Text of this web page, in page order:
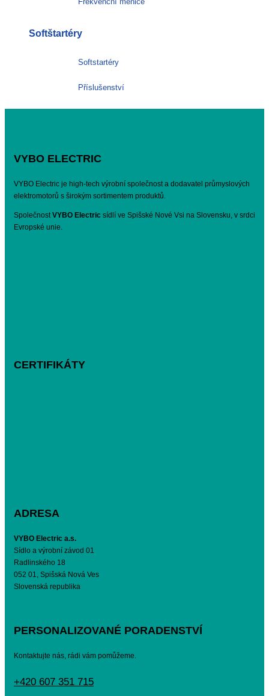
Softštartéry
Softstartéry
Příslušenství
VYBO ELECTRIC
VYBO Electric je high-tech výrobní společnost a dodavatel průmyslových
elektromotorů s širokým sortimentem produktů.
SpolečnostVYBO Electric sídlí ve Spišské Nové Vsi na Slovensku, v srdci
Evropské unie.
CERTIFIKÁTY
ADRESA
VYBO Electric a.s.
Sídlo a výrobní závod 01
Radlinského 18
052 01, Spišská Nová Ves
Slovenská republika
PERSONALIZOVANÉ PORADENSTVÍ
Kontaktujte nás, rádi vám pomůžeme.
+420 607 351 715